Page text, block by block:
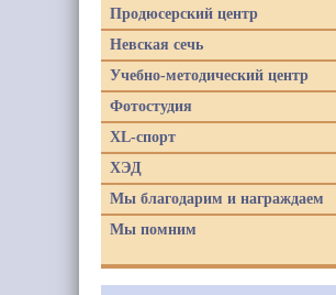
Продюсерский центр
Невская сечь
Учебно-методический центр
Фотостудия
XL-спорт
ХЭД
Мы благодарим и награждаем
Мы помним